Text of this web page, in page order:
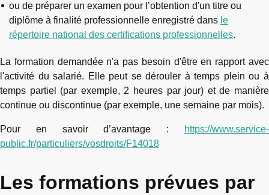
ou de préparer un examen pour l’obtention d'un titre ou
diplôme à finalité professionnelle enregistré dans le
répertoire national des certifications professionnelles.
La formation demandée n'a pas besoin d'être en rapport avec
l'activité du salarié. Elle peut se dérouler à temps plein ou à
temps partiel (par exemple, 2 heures par jour) et de manière
continue ou discontinue (par exemple, une semaine par mois).
Pour en savoir d’avantage :
https://www.service-
public.fr/particuliers/vosdroits/F14018
Les formations prévues par